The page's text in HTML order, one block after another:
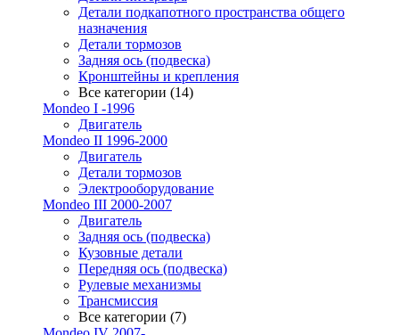
Детали подкапотного пространства общего
назначения
Детали тормозов
Задняя ось (подвеска)
Кронштейны и крепления
Все категории (14)
Mondeo I -1996
Двигатель
Mondeo II 1996-2000
Двигатель
Детали тормозов
Электрооборудование
Mondeo III 2000-2007
Двигатель
Задняя ось (подвеска)
Кузовные детали
Передняя ось (подвеска)
Рулевые механизмы
Трансмиссия
Все категории (7)